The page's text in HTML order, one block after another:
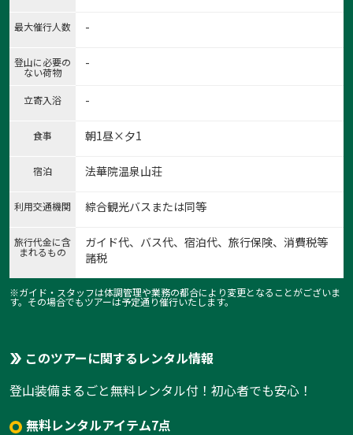
最大催行人数 -
登山に必要の
ない荷物
-
立寄入浴 -
食事 朝1昼×夕1
宿泊 法華院温泉山荘
利用交通機関 綜合観光バスまたは同等
旅行代金に含
まれるもの
ガイド代、バス代、宿泊代、旅行保険、消費税等
諸税
※ガイド・スタッフは体調管理や業務の都合により変更となることがございま
す。その場合でもツアーは予定通り催行いたします。
このツアーに関するレンタル情報
登山装備まるごと無料レンタル付！初心者でも安心！
無料レンタルアイテム7点